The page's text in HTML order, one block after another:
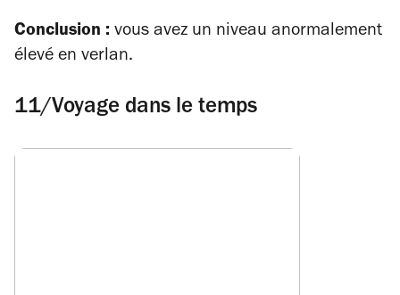
Conclusion : vous avez un niveau anormalement
élevé en verlan.
11/Voyage dans le temps